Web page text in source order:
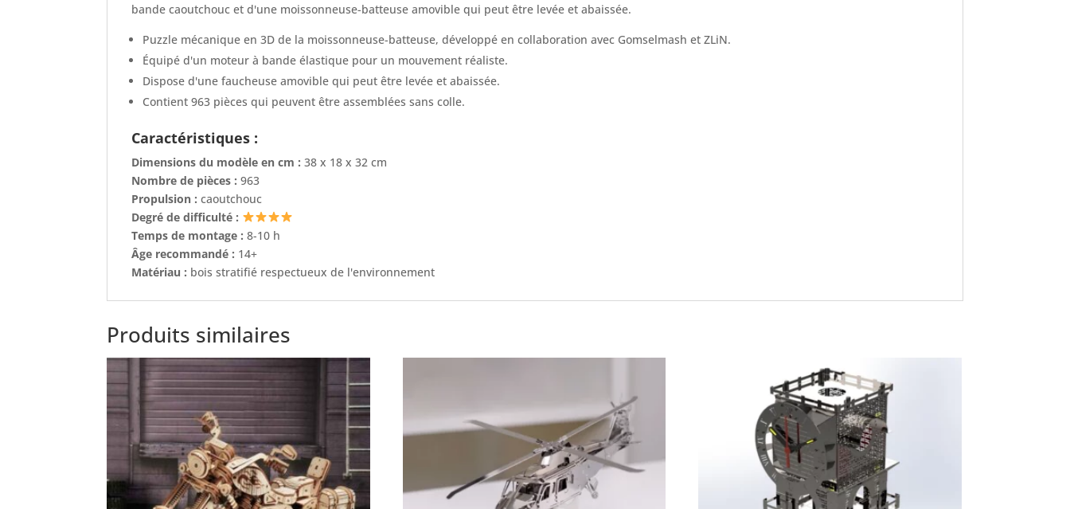
bande caoutchouc et d'une moissonneuse-batteuse amovible qui peut être levée et abaissée.
Puzzle mécanique en 3D de la moissonneuse-batteuse, développé en collaboration avec Gomselmash et ZLiN.
Équipé d'un moteur à bande élastique pour un mouvement réaliste.
Dispose d'une faucheuse amovible qui peut être levée et abaissée.
Contient 963 pièces qui peuvent être assemblées sans colle.
Caractéristiques :
Dimensions du modèle en cm :38 x 18 x 32 cm
Nombre de pièces :963
Propulsion : caoutchouc
Degré de difficulté :
Temps de montage :8-10 h
Âge recommandé : 14+
Matériau : bois stratifié respectueux de l'environnement
Produits similaires